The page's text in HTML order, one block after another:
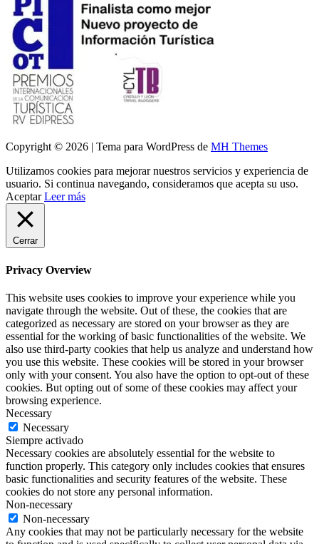
Copyright © 2026 | Tema para WordPress de MH Themes
Utilizamos cookies para mejorar nuestros servicios y experiencia de
usuario. Si continua navegando, consideramos que acepta su uso.
Aceptar Leer más
Cerrar
Privacy Overview
This website uses cookies to improve your experience while you
navigate through the website. Out of these, the cookies that are
categorized as necessary are stored on your browser as they are
essential for the working of basic functionalities of the website. We
also use third-party cookies that help us analyze and understand how
you use this website. These cookies will be stored in your browser
only with your consent. You also have the option to opt-out of these
cookies. But opting out of some of these cookies may affect your
browsing experience.
Necessary
Necessary
Siempre activado
Necessary cookies are absolutely essential for the website to
function properly. This category only includes cookies that ensures
basic functionalities and security features of the website. These
cookies do not store any personal information.
Non-necessary
Non-necessary
Any cookies that may not be particularly necessary for the website